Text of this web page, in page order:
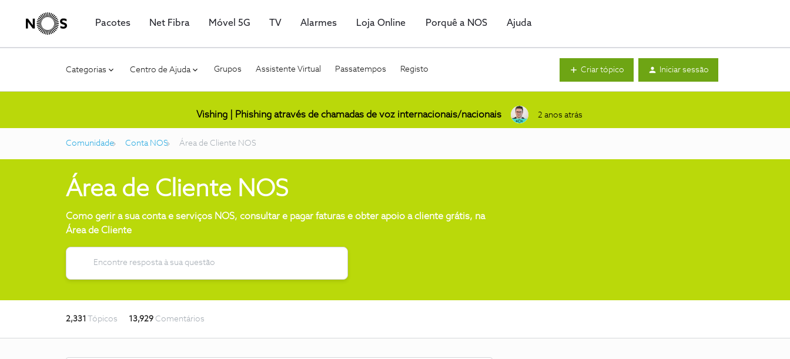
Pacotes Net Fibra Móvel 5G TV Alarmes Loja Online Porquê a NOS Ajuda
Categorias Centro de Ajuda Grupos Assistente Virtual Passatempos Registo Criar tópico Iniciar sessão
Vishing | Phishing através de chamadas de voz internacionais/nacionais 2 anos atrás
Comunidade Conta NOS Área de Cliente NOS
Área de Cliente NOS
Como gerir a sua conta e serviços NOS, consultar e pagar faturas e obter apoio a cliente grátis, na
Área de Cliente
2,331 Tópicos 13,929 Comentários